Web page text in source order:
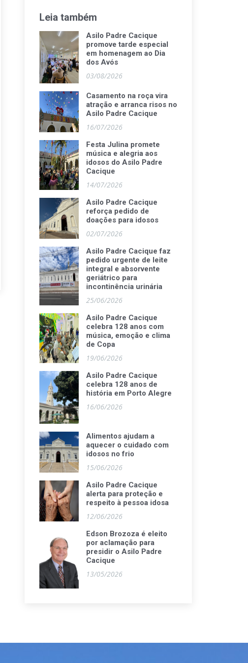
Leia também
Asilo Padre Cacique
promove tarde especial
em homenagem ao Dia
dos Avós
03/08/2026
Casamento na roça vira
atração e arranca risos no
Asilo Padre Cacique
16/07/2026
Festa Julina promete
música e alegria aos
idosos do Asilo Padre
Cacique
14/07/2026
Asilo Padre Cacique
reforça pedido de
doações para idosos
02/07/2026
Asilo Padre Cacique faz
pedido urgente de leite
integral e absorvente
geriátrico para
incontinência urinária
25/06/2026
Asilo Padre Cacique
celebra 128 anos com
música, emoção e clima
de Copa
19/06/2026
Asilo Padre Cacique
celebra 128 anos de
história em Porto Alegre
16/06/2026
Alimentos ajudam a
aquecer o cuidado com
idosos no frio
15/06/2026
Asilo Padre Cacique
alerta para proteção e
respeito à pessoa idosa
12/06/2026
Edson Brozoza é eleito
por aclamação para
presidir o Asilo Padre
Cacique
13/05/2026